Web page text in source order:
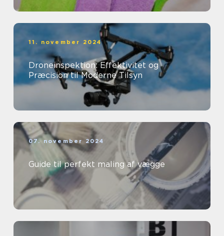
11. november 2024
Droneinspektion: Effektivitet og
Præcision til Moderne Tilsyn
07. november 2024
Guide til perfekt maling af vægge